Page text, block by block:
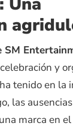
SM
y
tenido en la
las
marca en